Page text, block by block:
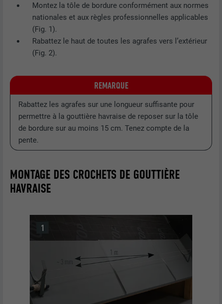
Montez la tôle de bordure conformément aux normes
nationales et aux règles professionnelles applicables
(Fig. 1).
Rabattez le haut de toutes les agrafes vers l’extérieur
(Fig. 2).
REMARQUE
Rabattez les agrafes sur une longueur suffisante pour
permettre à la gouttière havraise de reposer sur la tôle
de bordure sur au moins 15 cm. Tenez compte de la
pente.
MONTAGE DES CROCHETS DE GOUTTIÈRE
HAVRAISE